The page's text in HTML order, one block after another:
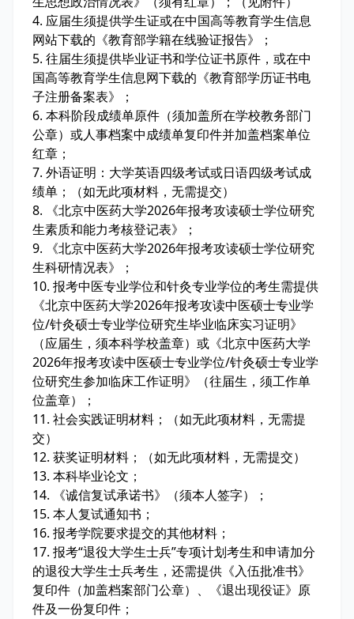
4. 应届生须提供学生证或在中国高等教育学生信息
网站下载的《教育部学籍在线验证报告》；
5. 往届生须提供毕业证书和学位证书原件，或在中
国高等教育学生信息网下载的《教育部学历证书电
子注册备案表》；
6. 本科阶段成绩单原件（须加盖所在学校教务部门
公章）或人事档案中成绩单复印件并加盖档案单位
红章；
7. 外语证明：大学英语四级考试或日语四级考试成
绩单；（如无此项材料，无需提交）
8. 《北京中医药大学2026年报考攻读硕士学位研究
生素质和能力考核登记表》；
9. 《北京中医药大学2026年报考攻读硕士学位研究
生科研情况表》；
10. 报考中医专业学位和针灸专业学位的考生需提供
《北京中医药大学2026年报考攻读中医硕士专业学
位/针灸硕士专业学位研究生毕业临床实习证明》
（应届生，须本科学校盖章）或《北京中医药大学
2026年报考攻读中医硕士专业学位/针灸硕士专业学
位研究生参加临床工作证明》（往届生，须工作单
位盖章）；
11. 社会实践证明材料；（如无此项材料，无需提
交）
12. 获奖证明材料；（如无此项材料，无需提交）
13. 本科毕业论文；
14. 《诚信复试承诺书》（须本人签字）；
15. 本人复试通知书；
16. 报考学院要求提交的其他材料；
17. 报考“退役大学生士兵”专项计划考生和申请加分
的退役大学生士兵考生，还需提供《入伍批准书》
复印件（加盖档案部门公章）、《退出现役证》原
件及一份复印件；